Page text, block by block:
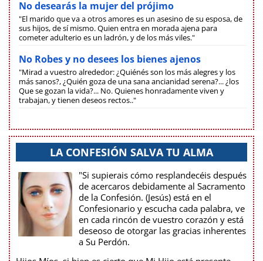
No desearás la mujer del prójimo
"El marido que va a otros amores es un asesino de su esposa, de
sus hijos, de sí mismo. Quien entra en morada ajena para
cometer adulterio es un ladrón, y de los más viles."
No Robes y no desees los bienes ajenos
"Mirad a vuestro alrededor: ¿Quiénés son los más alegres y los
más sanos?, ¿Quién goza de una sana ancianidad serena?... ¿los
Que se gozan la vida?... No. Quienes honradamente viven y
trabajan, y tienen deseos rectos.."
LA CONFESIÓN SALVA TU ALMA
"Si supierais cómo resplandecéis después
de acercaros debidamente al Sacramento
de la Confesión. (Jesús) está en el
Confesionario y escucha cada palabra, ve
en cada rincón de vuestro corazón y está
deseoso de otorgar las gracias inherentes
a Su Perdón.